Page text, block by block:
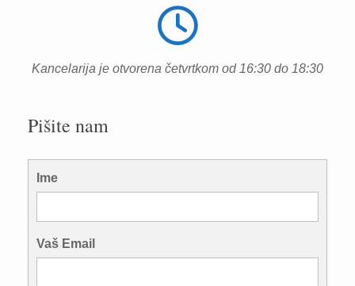
Kancelarija je otvorena četvrtkom od 16:30 do 18:30
Pišite nam
Ime
Vaš Email